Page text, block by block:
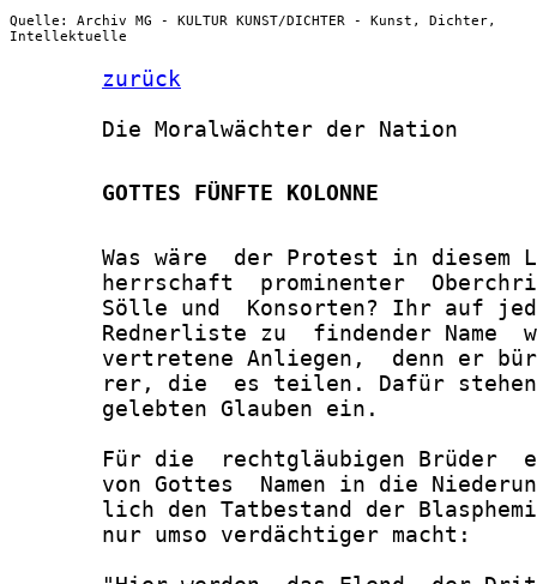
Quelle: Archiv MG - KULTUR KUNST/DICHTER - Kunst, Dichter,
Intellektuelle
zurück
       Die Moralwächter der Nation
       GOTTES FÜNFTE KOLONNE